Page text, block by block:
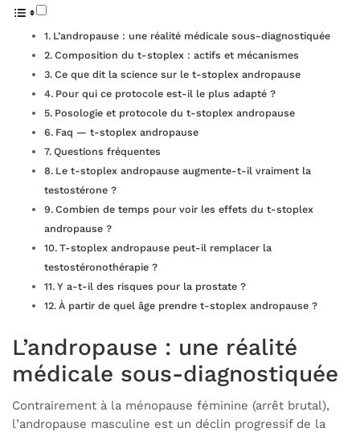
L’andropause : une réalité médicale sous-diagnostiquée
Composition du t-stoplex : actifs et mécanismes
Ce que dit la science sur le t-stoplex andropause
Pour qui ce protocole est-il le plus adapté ?
Posologie et protocole du t-stoplex andropause
Faq — t-stoplex andropause
Questions fréquentes
Le t-stoplex andropause augmente-t-il vraiment la
testostérone ?
Combien de temps pour voir les effets du t-stoplex
andropause ?
T-stoplex andropause peut-il remplacer la
testostéronothérapie ?
Y a-t-il des risques pour la prostate ?
À partir de quel âge prendre t-stoplex andropause ?
L’andropause : une réalité
médicale sous-diagnostiquée
Contrairement à la ménopause féminine (arrêt brutal),
l’andropause masculine est un déclin progressif de la